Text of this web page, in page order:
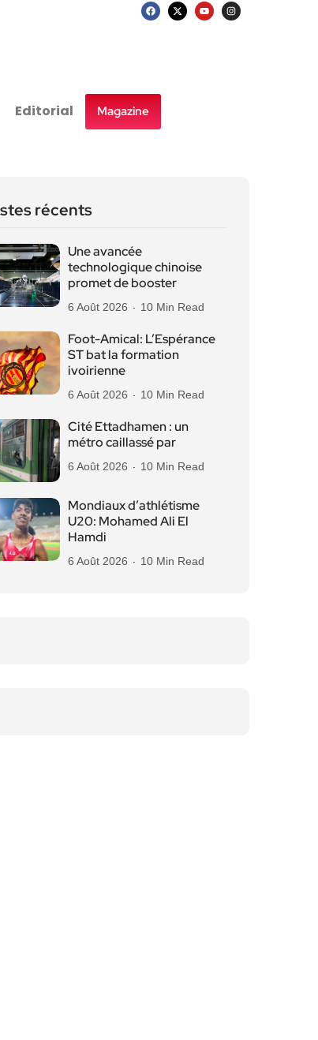
Editorial Magazine
récents
Une avancée
technologique chinoise
promet de booster
6 Août 2026 10 Min Read
Foot-Amical: L’Espérance
ST bat la formation
ivoirienne
6 Août 2026 10 Min Read
Cité Ettadhamen : un
métro caillassé par
6 Août 2026 10 Min Read
Mondiaux d’athlétisme
U20: Mohamed Ali El
Hamdi
6 Août 2026 10 Min Read